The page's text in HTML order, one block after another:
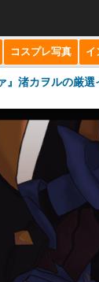
コスプレ写真 イ
』渚カヲルの厳